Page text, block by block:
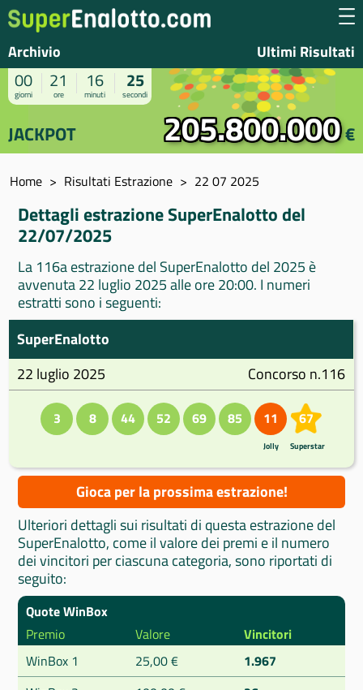
Archivio Ultimi Risultati
00
giorni
21
ore
16
minuti
25
secondi
JACKPOT 205.800.000€
Home Risultati Estrazione 22 07 2025
Dettagli estrazione SuperEnalotto del
22/07/2025
La 116a estrazione del SuperEnalotto del 2025 è
avvenuta 22 luglio 2025 alle ore 20:00. I numeri
estratti sono i seguenti:
SuperEnalotto
22 luglio 2025
Concorso n.116
3 8 44 52 69 85 11
Jolly
67
Superstar
Gioca per la prossima estrazione!
Ulteriori dettagli sui risultati di questa estrazione del
SuperEnalotto, come il valore dei premi e il numero
dei vincitori per ciascuna categoria, sono riportati di
seguito:
Quote WinBox
Premio
Valore
Vincitori
WinBox 1
25,00 €
1.967